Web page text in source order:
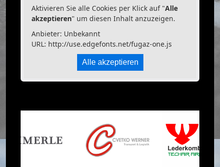
Aktivieren Sie alle Cookies per Klick auf "Alle
akzeptieren" um diesen Inhalt anzuzeigen.
Anbieter: Unbekannt
URL: http://use.edgefonts.net/fugaz-one.js
Alle akzeptieren